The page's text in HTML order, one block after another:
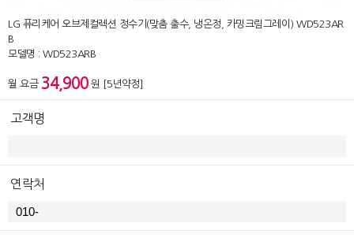
LG 퓨리케어 오브제컬렉션 정수기(맞춤 출수, 냉온정, 카밍크림그레이) WD523AR
B
모델명 : WD523ARB
월 요금 34,900 원 [5년약정]
고객명
연락처